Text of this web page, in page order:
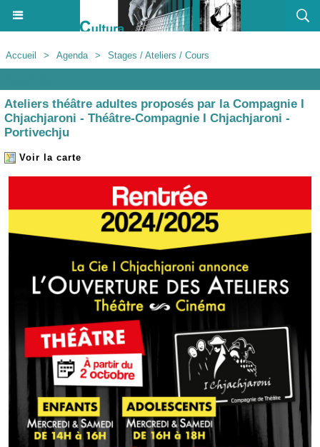
Accueil > Agenda > Stages / Ateliers / Cours
Ateliers théâtre adultes proposés par la Compagnie I
Chjachjaroni - Théâtre-Compagnie I Chjachjaroni -
Portivechju
Voir la carte